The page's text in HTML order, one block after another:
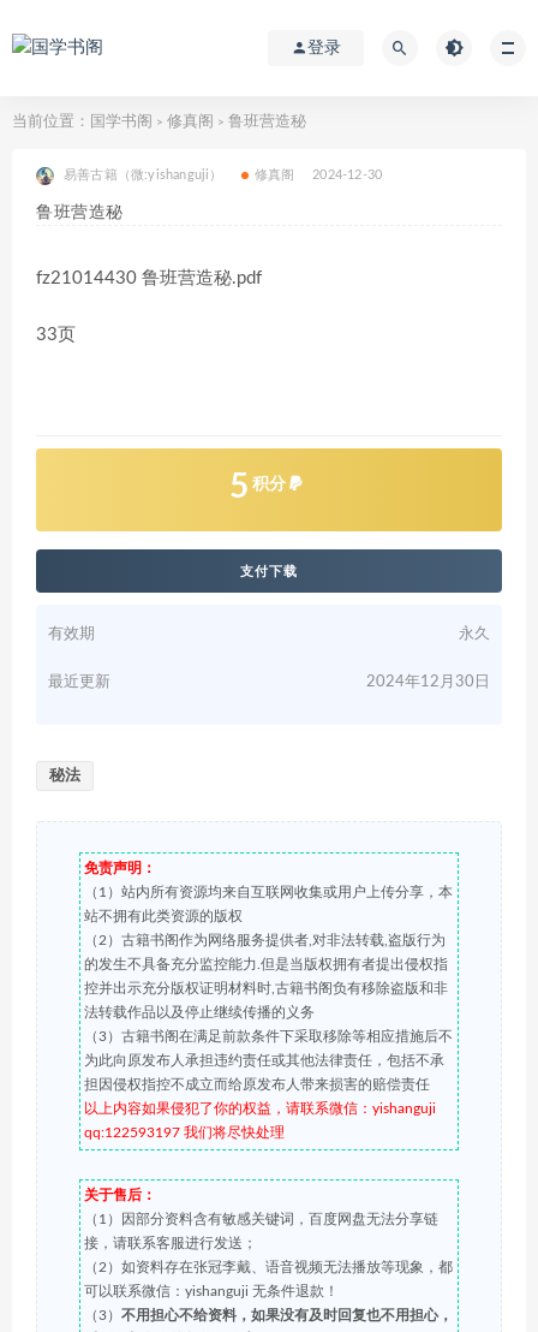
登录
当前位置： 国学书阁 > 修真阁 > 鲁班营造秘
易善古籍（微:yishanguji） 修真阁 2024-12-30
鲁班营造秘
fz21014430 鲁班营造秘.pdf
33页
5 积分
支付下载
有效期 永久
最近更新 2024年12月30日
秘法
免责声明：
（1）站内所有资源均来自互联网收集或用户上传分享，本
站不拥有此类资源的版权
（2）古籍书阁作为网络服务提供者,对非法转载,盗版行为
的发生不具备充分监控能力.但是当版权拥有者提出侵权指
控并出示充分版权证明材料时,古籍书阁负有移除盗版和非
法转载作品以及停止继续传播的义务
（3）古籍书阁在满足前款条件下采取移除等相应措施后不
为此向原发布人承担违约责任或其他法律责任，包括不承
担因侵权指控不成立而给原发布人带来损害的赔偿责任
以上内容如果侵犯了你的权益，请联系微信：yishanguji
qq:122593197 我们将尽快处理
关于售后：
（1）因部分资料含有敏感关键词，百度网盘无法分享链
接，请联系客服进行发送；
（2）如资料存在张冠李戴、语音视频无法播放等现象，都
可以联系微信：yishanguji 无条件退款！
（3） 不用担心不给资料，如果没有及时回复也不用担心，